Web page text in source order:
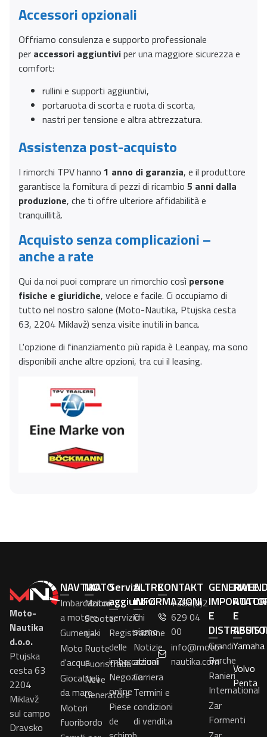
Accessori opzionali
Offriamo consulenza e supporto professionale
per accessori aggiuntiviper una maggiore sicurezza e
comfort:
rullini e supporti aggiuntivi,
portaruota di scorta e ruota di scorta,
nastri per tensione e altra attrezzatura.
Assistenza post-acquisto
I rimorchi TPV hanno 1 anno di garanzia, e il produttore
garantisce la fornitura di pezzi di ricambio 5 anni dalla
produzione, che ti offre ulteriore affidabilità e
tranquillità.
Acquisto senza complicazioni –
anche a rate
Qui da noi puoi comprare un rimorchio così persone
fisiche e giuridiche, veloce e facile. Ci occupiamo di
tutto nel nostro salone (Moto-Nautika, Ptujska cesta
63, 2204 Miklavž) senza visite inutili in banca.
L'opzione di finanziamento più rapida è Leanpay, ma sono
disponibili anche altre opzioni, tra cui il leasing.
Moto-
Nautika
d.o.o.
Ptujska
cesta 63
2204
Miklavž
sul campo
Dravsko
NAVTIKA
Imbarcazioni
a motore
Gumenjaki
Moto
d'acqua
Giocattoli
da mare
Motori
fuoribordo
MOTO
Motori
Scooter
E-
Ruote
Fuoristrada
Neve
Generatore
Servizi
aggiuntivi
servizio
Registrazione
delle
imbarcazioni
Negozio
online
Piese
de
ALTRE
INFORMAZIONI
Chi
siamo
Notizie
attuali
Carriera
Termini e
condizioni
di vendita
KONTAKT
+386(0)2
629 04
00
info@moto-
nautika.com
GENERALE
E
Grandi
Barche
Ranieri
International
Zar
Formenti
E
Yamaha
Volvo
Penta